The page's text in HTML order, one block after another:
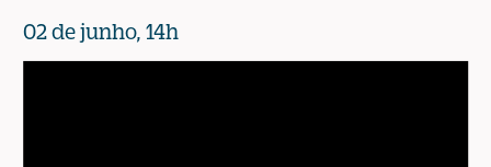
02 de junho, 14h